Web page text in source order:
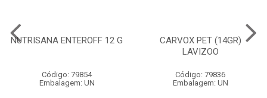
NUTRISANA ENTEROFF 12 G
Código: 79854
Embalagem: UN
CARVOX PET (14GR)
LAVIZOO
Código: 79836
Embalagem: UN